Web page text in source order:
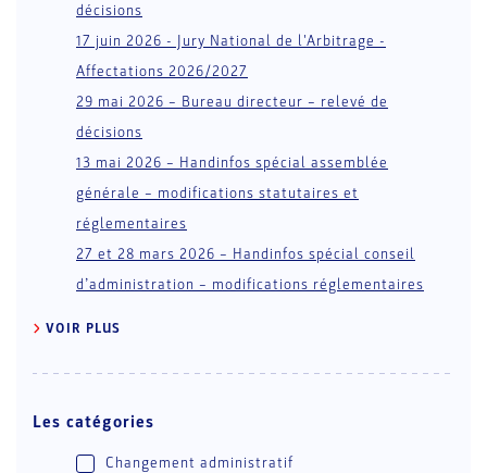
décisions
17 juin 2026 - Jury National de l'Arbitrage -
Affectations 2026/2027
29 mai 2026 – Bureau directeur – relevé de
décisions
13 mai 2026 – Handinfos spécial assemblée
générale – modifications statutaires et
réglementaires
27 et 28 mars 2026 – Handinfos spécial conseil
d’administration – modifications réglementaires
VOIR PLUS
Les catégories
Changement administratif